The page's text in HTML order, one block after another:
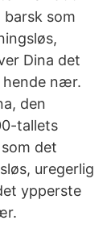
som
Dina det
hende nær.
den
tallets
det
uregerlig
ypperste